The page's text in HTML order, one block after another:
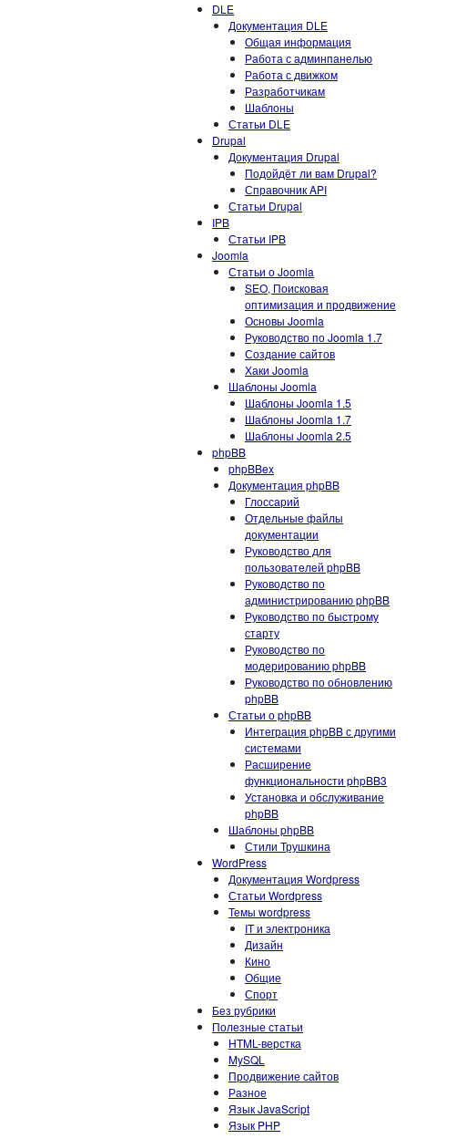
DLE
Документация DLE
Общая информация
Работа с админпанелью
Работа с движком
Разработчикам
Шаблоны
Статьи DLE
Drupal
Документация Drupal
Подойдёт ли вам Drupal?
Справочник API
Статьи Drupal
IPB
Статьи IPB
Joomla
Статьи о Joomla
SEO, Поисковая
оптимизация и продвижение
Основы Joomla
Руководство по Joomla 1.7
Создание сайтов
Хаки Joomla
Шаблоны Joomla
Шаблоны Joomla 1.5
Шаблоны Joomla 1.7
Шаблоны Joomla 2.5
phpBB
phpBBex
Документация phpBB
Глоссарий
Отдельные файлы
документации
Руководство для
пользователей phpBB
Руководство по
администрированию phpBB
Руководство по быстрому
старту
Руководство по
модерированию phpBB
Руководство по обновлению
phpBB
Статьи о phpBB
Интеграция phpBB с другими
системами
Расширение
функциональности phpBB3
Установка и обслуживание
phpBB
Шаблоны phpBB
Стили Трушкина
WordPress
Документация Wordpress
Статьи Wordpress
Темы wordpress
IT и электроника
Дизайн
Кино
Общие
Спорт
Без рубрики
Полезные статьи
HTML-верстка
MySQL
Продвижение сайтов
Разное
Язык JavaScript
Язык PHP